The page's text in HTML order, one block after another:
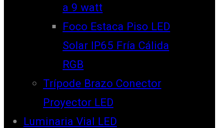
a 9 watt
Foco Estaca Piso LED
Solar IP65 Fría Cálida
RGB
Trípode Brazo Conector
Proyector LED
Luminaria Vial LED